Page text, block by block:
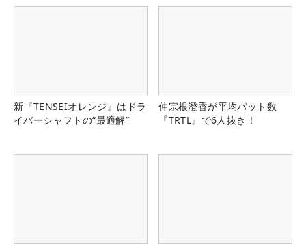
新『TENSEIオレンジ』はドラ
イバーシャフトの“最適解”
仲宗根澄香が平均パット数
『TRTL』で6人抜き！